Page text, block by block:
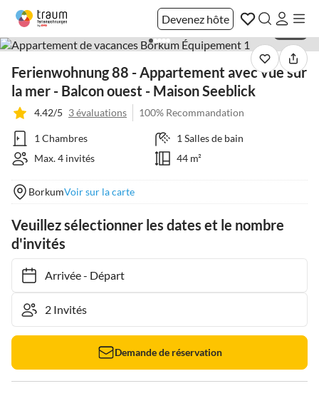
Devenez hôte
Ferienwohnung 88 - Appartement avec vue sur
la mer - Balcon ouest - Maison Seeblick
4.42/5 3 évaluations 100% Recommandation
1 Chambres
1 Salles de bain
Max. 4 invités
44 m²
BorkumVoir sur la carte
Veuillez sélectionner les dates et le nombre
d'invités
Arrivée- Départ
Demande de réservation